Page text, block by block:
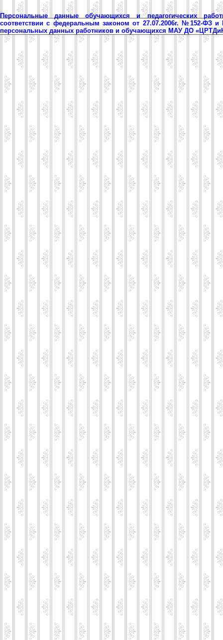
Персональные данные обучающихся и педагогических
соответствии с федеральным законом от 27.07.2006г. №152-ФЗ
персональных данных работников и обучающихся МАУ ДО